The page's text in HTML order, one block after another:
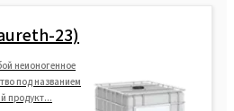
23)
неионогенное
под названием
продукт...